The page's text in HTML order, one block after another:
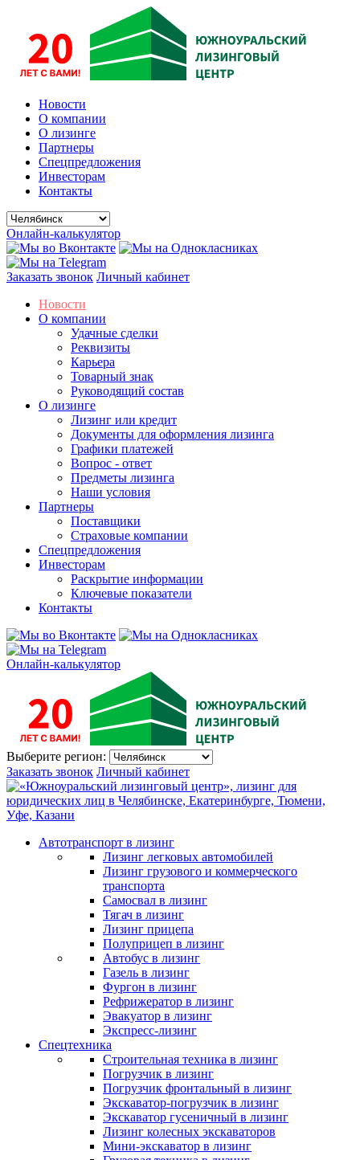
Новости
О компании
О лизинге
Партнеры
Спецпредложения
Инвесторам
Контакты
Онлайн-калькулятор
Заказать звонок Личный кабинет
Новости
О компании
Удачные сделки
Реквизиты
Карьера
Товарный знак
Руководящий состав
О лизинге
Лизинг или кредит
Документы для оформления лизинга
Графики платежей
Вопрос - ответ
Предметы лизинга
Наши условия
Партнеры
Поставщики
Страховые компании
Спецпредложения
Инвесторам
Раскрытие информации
Ключевые показатели
Контакты
Онлайн-калькулятор
Выберите регион:
Заказать звонок Личный кабинет
Автотранспорт в лизинг
Лизинг легковых автомобилей
Лизинг грузового и коммерческого
транспорта
Самосвал в лизинг
Тягач в лизинг
Лизинг прицепа
Полуприцеп в лизинг
Автобус в лизинг
Газель в лизинг
Фургон в лизинг
Рефрижератор в лизинг
Эвакуатор в лизинг
Экспресс-лизинг
Спецтехника
Строительная техника в лизинг
Погрузчик в лизинг
Погрузчик фронтальный в лизинг
Экскаватор-погрузчик в лизинг
Экскаватор гусеничный в лизинг
Лизинг колесных экскаваторов
Мини-экскаватор в лизинг